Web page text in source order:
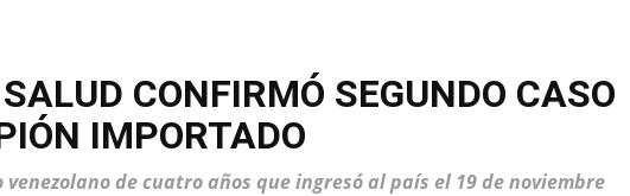
CONFIRMÓ SEGUNDO CASO
IMPORTADO
de cuatro años que ingresó al país el 19 de noviembre